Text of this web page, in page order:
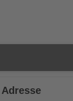
Adresse